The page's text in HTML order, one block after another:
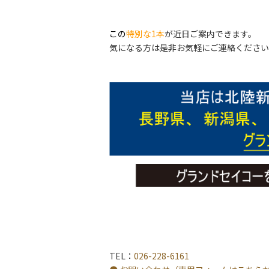
この特別な1本が近日ご案内できます。
気になる方は是非お気軽にご連絡くださ
TEL： 026-228-6161